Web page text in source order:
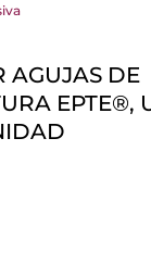
AGUJAS DE
EPTE®,